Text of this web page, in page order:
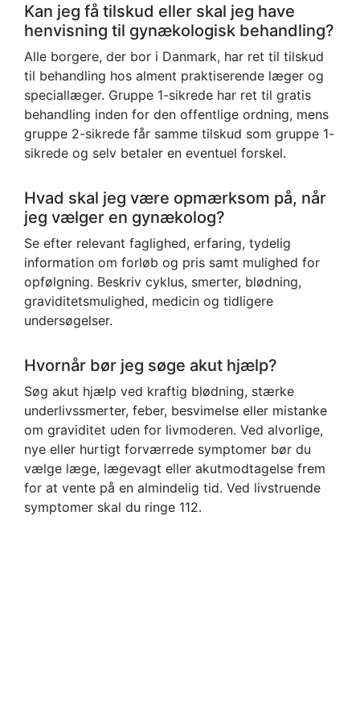
Kan jeg få tilskud eller skal jeg have
henvisning til gynækologisk behandling?
Alle borgere, der bor i Danmark, har ret til tilskud
til behandling hos alment praktiserende læger og
speciallæger. Gruppe 1-sikrede har ret til gratis
behandling inden for den offentlige ordning, mens
gruppe 2-sikrede får samme tilskud som gruppe 1-
sikrede og selv betaler en eventuel forskel.
Hvad skal jeg være opmærksom på, når
jeg vælger en gynækolog?
Se efter relevant faglighed, erfaring, tydelig
information om forløb og pris samt mulighed for
opfølgning. Beskriv cyklus, smerter, blødning,
graviditetsmulighed, medicin og tidligere
undersøgelser.
Hvornår bør jeg søge akut hjælp?
Søg akut hjælp ved kraftig blødning, stærke
underlivssmerter, feber, besvimelse eller mistanke
om graviditet uden for livmoderen. Ved alvorlige,
nye eller hurtigt forværrede symptomer bør du
vælge læge, lægevagt eller akutmodtagelse frem
for at vente på en almindelig tid. Ved livstruende
symptomer skal du ringe 112.